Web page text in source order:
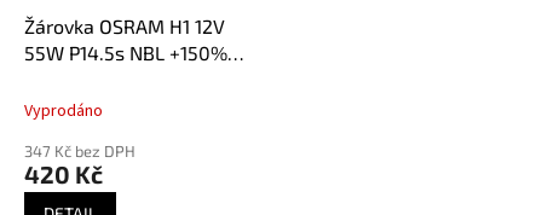
Žárovka OSRAM H1 12V
55W P14.5s NBL +150%
Vyprodáno
347 Kč bez DPH
420 Kč